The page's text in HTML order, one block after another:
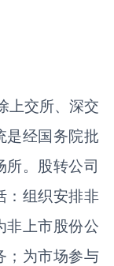
交所、深交
是经国务院批
所。股转公司
：组织安排非
非上市股份公
；为市场参与